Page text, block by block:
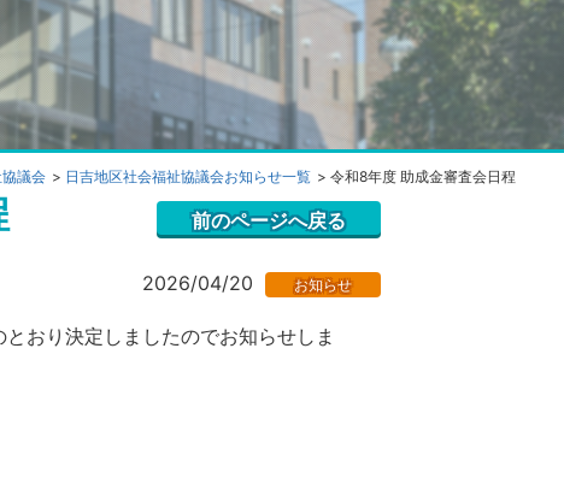
議会 日吉地区社会福祉協議会お知らせ一覧 令和8年度 助成金審査会日程
前のページへ戻る
2026/04/20 お知らせ
おり決定しましたのでお知らせしま